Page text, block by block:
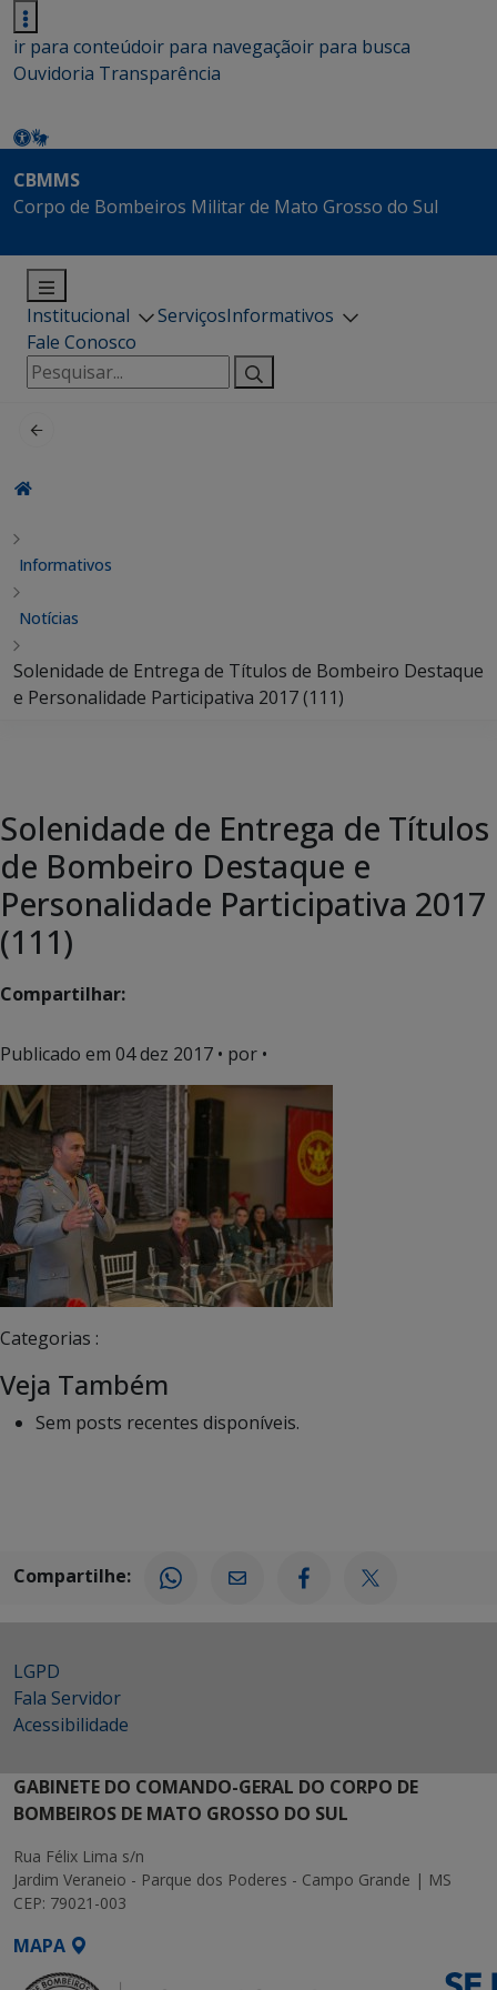
ir para conteúdoir para navegaçãoir para busca
Ouvidoria Transparência
CBMMS
Corpo de Bombeiros Militar de Mato Grosso do Sul
Institucional ServiçosInformativos
Fale Conosco
Pesquisar
por:
Informativos
Notícias
Solenidade de Entrega de Títulos de Bombeiro Destaque
e Personalidade Participativa 2017 (111)
Solenidade de Entrega de Títulos
de Bombeiro Destaque e
Personalidade Participativa 2017
(111)
Compartilhar:
Publicado em 04 dez 2017 • por •
Categorias :
Veja Também
Sem posts recentes disponíveis.
Compartilhe:
LGPD
Fala Servidor
Acessibilidade
GABINETE DO COMANDO-GERAL DO CORPO DE
BOMBEIROS DE MATO GROSSO DO SUL
Rua Félix Lima s/n
Jardim Veraneio - Parque dos Poderes - Campo Grande | MS
CEP: 79021-003
MAPA